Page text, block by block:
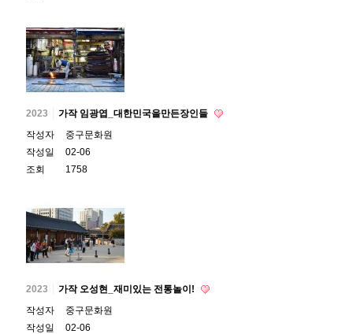
2023
가작 임광엽_대한민국을만든장인들
작성자
중구문화원
작성일
02-06
조회
1758
2023
가작 오성현_재미있는 전통놀이!
작성자
중구문화원
작성일
02-06